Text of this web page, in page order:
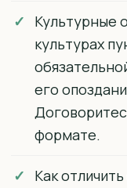
Культурные
культурах
его
формате.
Как